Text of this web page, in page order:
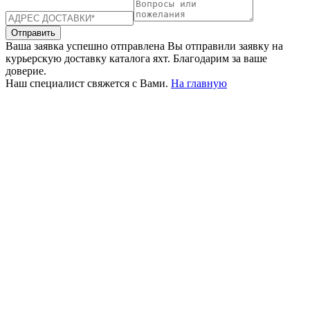
Отправить
Ваша заявка успешно отправлена Вы отправили заявку на
курьерскую доставку каталога яхт. Благодарим за ваше
доверие.
Наш специалист свяжется с Вами. На главную